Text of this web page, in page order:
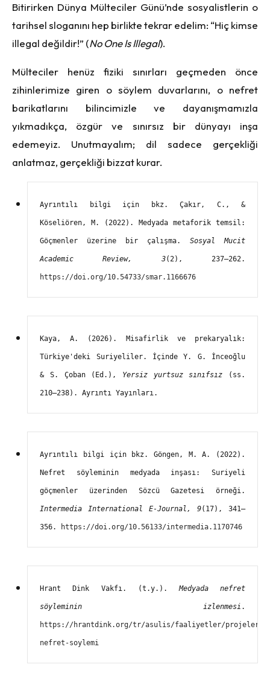
Bitirirken Dünya Mülteciler Günü’nde sosyalistlerin o
tarihsel sloganını hep birlikte tekrar edelim: “Hiç kimse
illegal değildir!” (No One Is Illegal).
Mülteciler henüz fiziki sınırları geçmeden önce
zihinlerimize giren o söylem duvarlarını, o nefret
barikatlarını bilincimizle ve dayanışmamızla
yıkmadıkça, özgür ve sınırsız bir dünyayı inşa
edemeyiz. Unutmayalım; dil sadece gerçekliği
anlatmaz, gerçekliği bizzat kurar.
Ayrıntılı bilgi için bkz. Çakır, C., &
Köseliören, M. (2022). Medyada metaforik temsil:
Göçmenler üzerine bir çalışma. Sosyal Mucit
Academic Review, 3
https://doi.org/10.54733/smar.1166676
Kaya, A. (2026). Misafirlik ve prekaryalık:
Türkiye'deki Suriyeliler. İçinde Y. G. İnceoğlu
& S. Çoban (Ed.), Yersiz yurtsuz sınıfsız (ss.
210–238). Ayrıntı Yayınları.
Ayrıntılı bilgi için bkz. Göngen, M. A. (2022).
Nefret söyleminin medyada inşası: Suriyeli
Intermedia International E-Journal, 9(17), 341–
356. https://doi.org/10.56133/intermedia.1170746
Hrant Dink Vakfı. (t.y.). Medyada nefret
söyleminin izlenmesi
https://hrantdink.org/tr/asulis/faaliyetler/projeler/
nefret-soylemi